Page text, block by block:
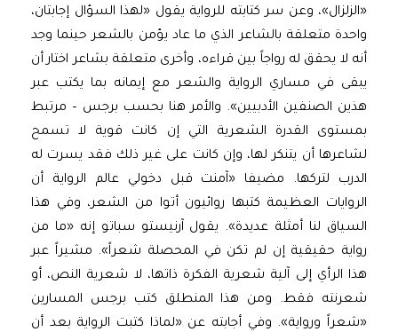
«الزلزال»، وعن سر كتابته للرواية يقول «لهذا السؤال إجابتان،
واحدة متعلقة بالشاعر الذي ما عاد يؤمن بالشعر حينما وجد
أنه لا يحقق له رواجاً بين قراءه، وأخرى متعلقة بشاعر اختار أن
يبقى في مساري الرواية والشعر مع إيمانه بما يكتب عبر
هذين الصنفين الأدبيين». والأمر هنا بحسب برجس – مرتبط
بمستوى القدرة الشعرية التي إن كانت قوية لا تسمح
لشاعرها أن يتنكر لها، وإن كانت على غير ذلك فقد يسرت له
الدرب لتركها. مضيفا «آمنت قبل دخولي عالم الرواية أن
الروايات العظيمة كتبها روائيون أتوا من الشعر، وفي هذا
السياق لنا أمثلة عديدة». يقول آرنيستو سباتو إنه «ما من
رواية حقيقية إن لم تكن في المحصلة شعراً». مشيراً عبر
هذا الرأي إلى آلية شعرية الفكرة ذاتها، لا شعرية النص، أو
شعرنته فقط. ومن هذا المنطلق كتب برجس المسارين
«شعراً ورواية». وفي أجابته عن «لماذا كتبت الرواية بعد أن